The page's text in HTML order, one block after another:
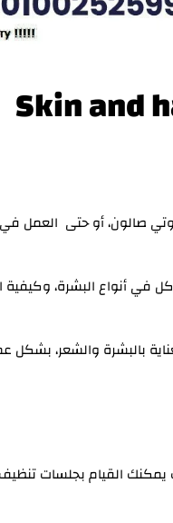
صالون، أو حتى العمل
في أنواع البشرة، وكيفية
بالبشرة والشعر، بشكل
يمكنك القيام بجلسات تنظيف